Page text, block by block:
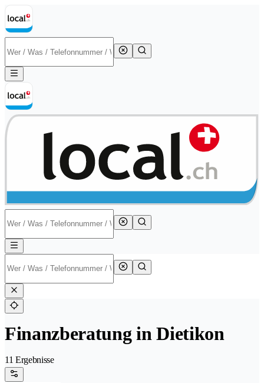
Finanzberatung in Dietikon
11 Ergebnisse